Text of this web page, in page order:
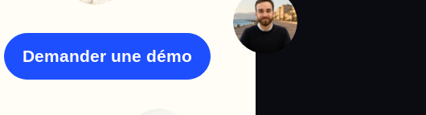
Demander une démo